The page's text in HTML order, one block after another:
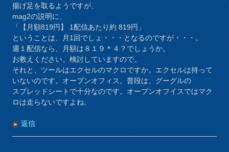
揚げ足を取るようですが、
mag2の説明に、
「【月額819円】 1配信あたり約 819円」
ということは、月1回でしょ・・・となるのですが・・・。
週１配信なら、月額は８１９＊４？でしょうか。
お教えください。検討していますので。
それと、ツールはエクセルのマクロですか。エクセルは持って
いないのです。オープンオフィス。普段は、グーグルの
スプレッドシートで十分なのです。オープンオフイスではマク
ロは走らないですよね。
返信